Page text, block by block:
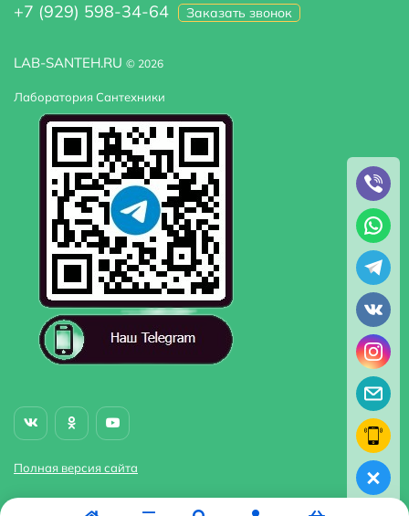
LAB-SANTEH.RU © 2026
Лаборатория Сантехники
Полная версия сайта
+7 (929) 598-34-64 Заказать звонок